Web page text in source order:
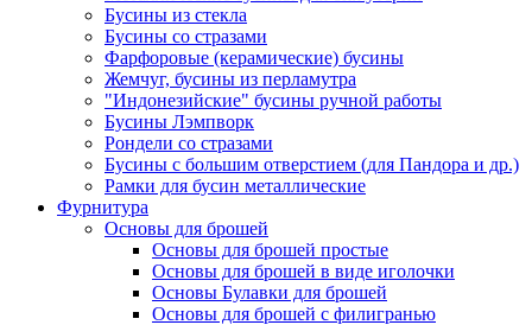
Бусины из стекла
Бусины со стразами
Фарфоровые (керамические) бусины
Жемчуг, бусины из перламутра
"Индонезийские" бусины ручной работы
Бусины Лэмпворк
Рондели со стразами
Бусины с большим отверстием (для Пандора и др.)
Рамки для бусин металлические
Фурнитура
Основы для брошей
Основы для брошей простые
Основы для брошей в виде иголочки
Основы Булавки для брошей
Основы для брошей с филигранью